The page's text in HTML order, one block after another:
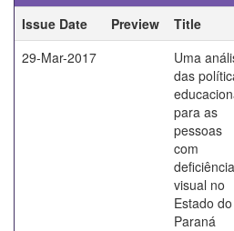
Issue Date
Preview Title
29-Mar-2017
Uma
das
para as
pessoas
com
deficiência
visual no
Estado do
Paraná